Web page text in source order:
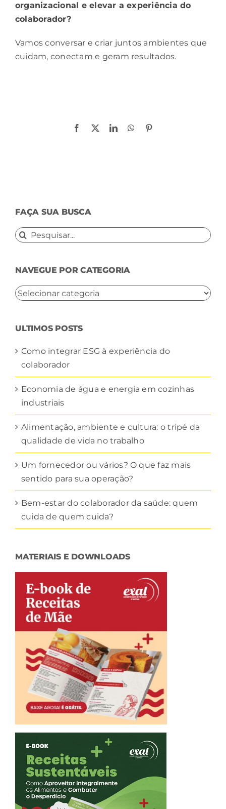
organizacional e elevar a experiência do
colaborador?
Vamos conversar e criar juntos ambientes que
cuidam, conectam e geram resultados.
Facebook
X LinkedInWhatsApp
FAÇA SUA BUSCA
Buscar
NAVEGUE POR CATEGORIA
NAVEGUE
ULTIMOS POSTS
Como integrar ESG à experiência do
colaborador
Economia de água e energia em cozinhas
industriais
Alimentação, ambiente e cultura: o tripé da
qualidade de vida no trabalho
Um fornecedor ou vários? O que faz mais
sentido para sua operação?
Bem-estar do colaborador da saúde: quem
cuida de quem cuida?
MATERIAIS E DOWNLOADS